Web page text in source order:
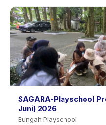
SAGARA-Playschool
Juni) 2026
Bungah Playschool